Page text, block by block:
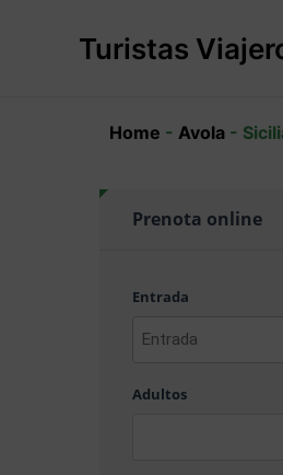
Turistas
Home - Avola -
Prenota online
Entrada
Adultos